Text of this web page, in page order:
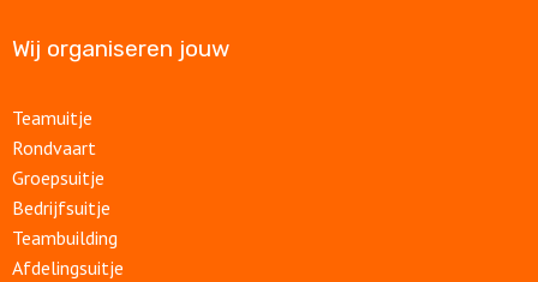
Wij organiseren jouw
Teamuitje
Rondvaart
Groepsuitje
Bedrijfsuitje
Teambuilding
Afdelingsuitje